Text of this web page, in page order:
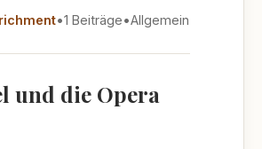
•1 Beiträge•Allgemein
und die Opera